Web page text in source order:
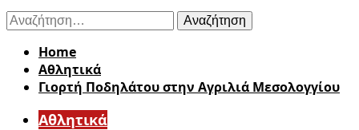
Αναζήτηση
για:
Home
Αθλητικά
Γιορτή Ποδηλάτου στην Αγριλιά Μεσολογγίου
Αθλητικά